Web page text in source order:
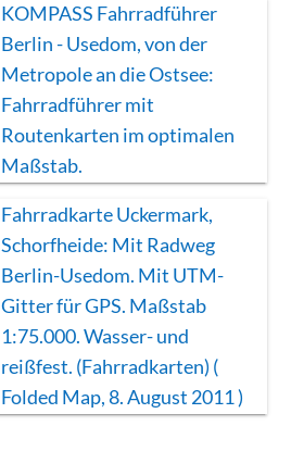
KOMPASS Fahrradführer
Berlin - Usedom, von der
Metropole an die Ostsee:
Fahrradführer mit
Routenkarten im optimalen
Maßstab.
Fahrradkarte Uckermark,
Schorfheide: Mit Radweg
Berlin-Usedom. Mit UTM-
Gitter für GPS. Maßstab
1:75.000. Wasser- und
reißfest. (Fahrradkarten) (
Folded Map, 8. August 2011 )